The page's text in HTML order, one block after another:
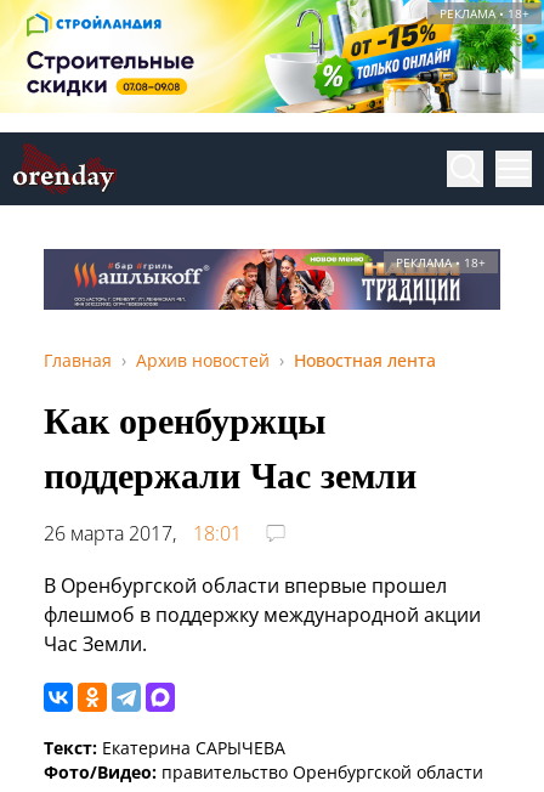
РЕКЛАМА • 18+
РЕКЛАМА • 18+
Главная Архив новостей Новостная лента
Как оренбуржцы
поддержали Час земли
26 марта 2017,
18:01
В Оренбургской области впервые прошел
флешмоб в поддержку международной акции
Час Земли.
Текст: Екатерина САРЫЧЕВА
Фото/Видео: правительство Оренбургской области